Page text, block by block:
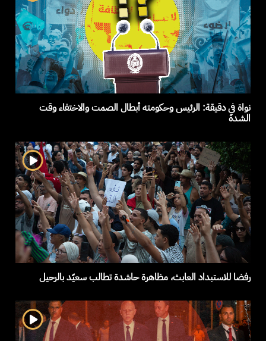
نواة في دقيقة: الرئيس وحكومته أبطال الصمت والاختفاء وقت
الشدة
رفضا للاستبداد العابث، مظاهرة حاشدة تطالب سعيّد بالرحيل